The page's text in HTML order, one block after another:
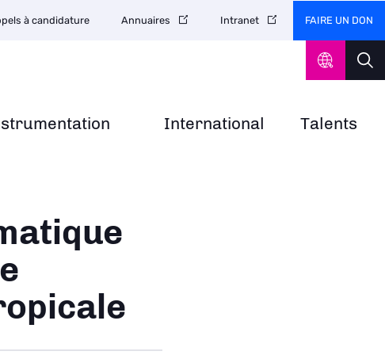
International Talents
à candidature Annuaires Intranet FAIRE UN DON